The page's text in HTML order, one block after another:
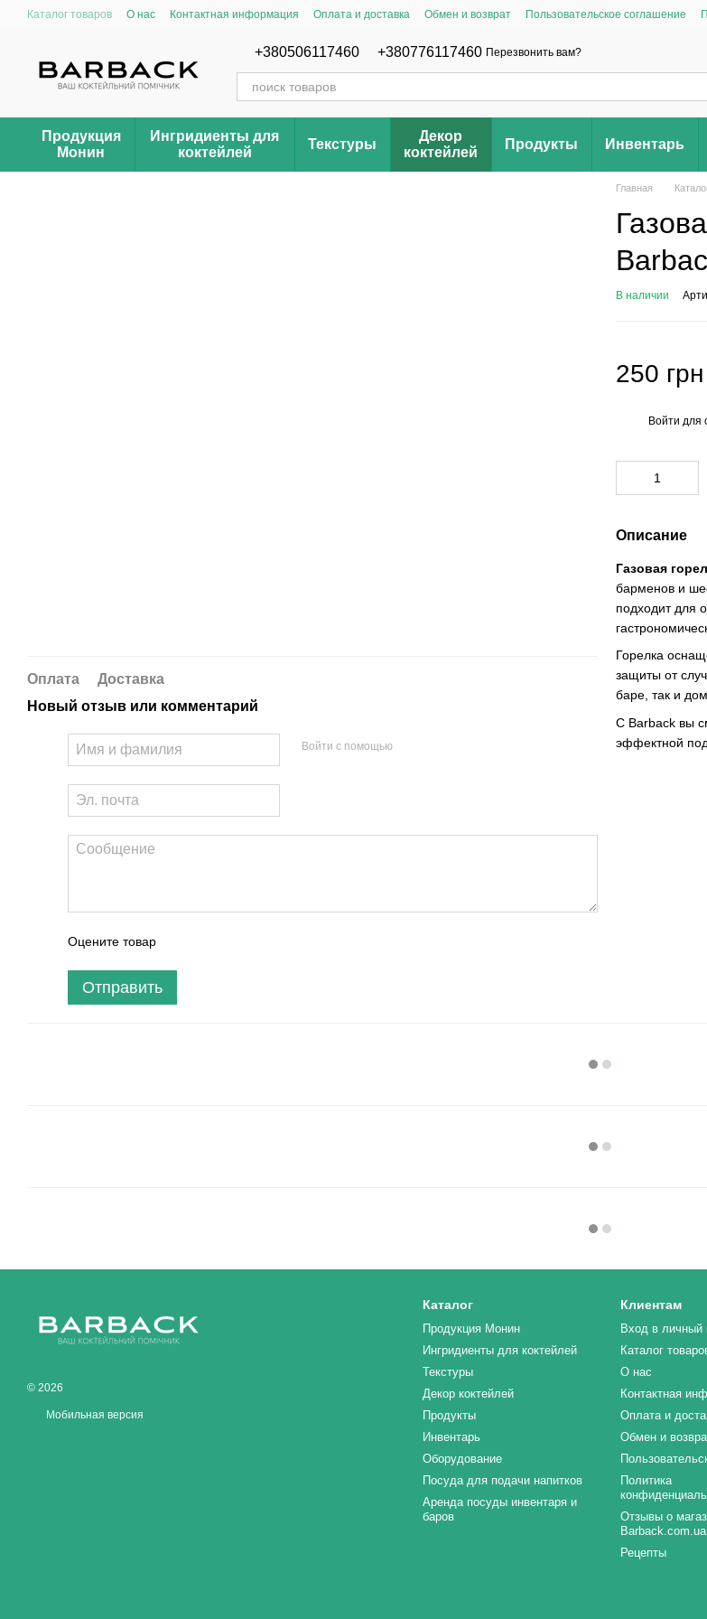
Перейти к основному контенту
Каталог товаров О нас Контактная информация Оплата и доставка Обмен и возврат Пользовательское соглашение
+380506117460 +380776117460 Перезвонить вам?
Продукция
Монин
Ингридиенты для
коктейлей
Текстуры
Декор
коктейлей
Продукты Инвентарь
Оплата
Доставка
Новый отзыв или комментарий
Войти с помощью
Оцените товар
Отправить
Главная
В наличии
250 грн
Войти для
Описание
Газовая
барменов и
подходит для
Горелка
защиты от
баре, так и
С Barback вы
эффектной
© 2026
Мобильная версия
Каталог
Продукция Монин
Ингридиенты для коктейлей
Текстуры
Декор коктейлей
Продукты
Инвентарь
Оборудование
Посуда для подачи напитков
Аренда посуды инвентаря и
баров
Клиентам
Вход в личный
Каталог
О нас
Контактная
Оплата и
Обмен и
Политика
Отзывы о
Barback.com.ua
Рецепты